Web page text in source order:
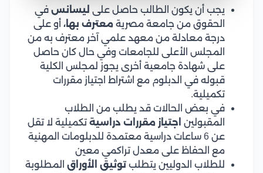
يجب أن يكون الطالب حاصل على ليسانس في
الحقوق من جامعة مصرية معترف بها، أو على
درجة معادلة من معهد علمي آخر معترف به من
المجلس الأعلى للجامعات وفي حال كان حاصل
على شهادة جامعية أخرى يجوز لمجلس الكلية
قبوله في الدبلوم مع اشتراط اجتياز مقررات
تكميلية.
في بعض الحالات قد يطلب من الطلاب
المقبولين اجتياز مقررات دراسية تكميلية لا تقل
عن 6 ساعات دراسية معتمدة للدبلومات المهنية
مع الحفاظ على معدل تراكمي معين
للطلاب الدوليين يتطلب توثيق الأوراق المطلوبة